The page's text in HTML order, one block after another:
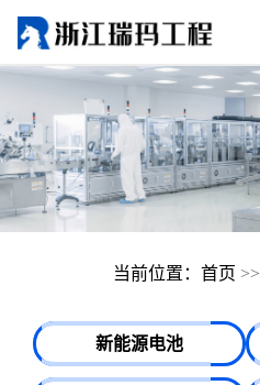
当前位置： 首页 >>
新能源电池